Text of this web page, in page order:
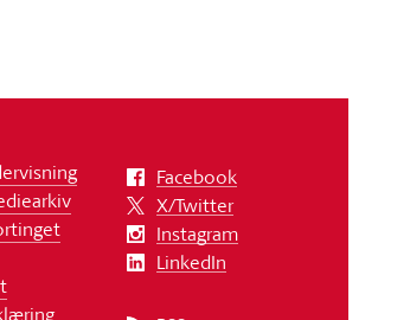
Facebook
X/Twitter
Instagram
LinkedIn